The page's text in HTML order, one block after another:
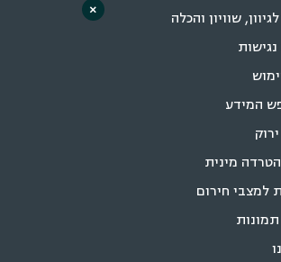
שוויון והכלה
המידע
מינית
למצבי חירום
×